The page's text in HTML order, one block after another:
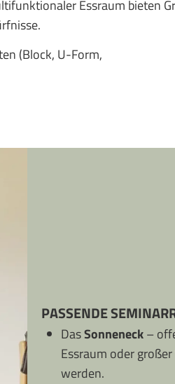
Essraum bieten
(Block, U-Form,
PASSENDE
DasSonneneck–
Essraum oder
werden.